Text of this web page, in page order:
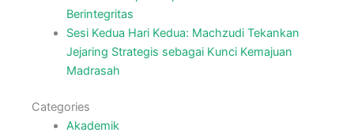
Berintegritas
Sesi Kedua Hari Kedua: Machzudi Tekankan
Jejaring Strategis sebagai Kunci Kemajuan
Madrasah
Categories
Akademik